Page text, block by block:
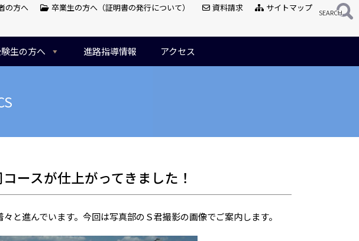
生の方へ 進路指導情報 アクセス
の方へ 卒業生の方へ（証明書の発行について） 資料請求 サイトマップ
ースが仕上がってきました！
と進んでいます。今回は写真部のＳ君撮影の画像でご案内します。